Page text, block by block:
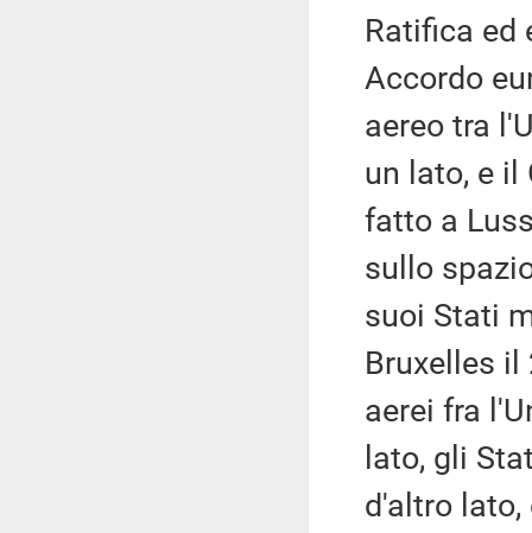
Ratifica ed
Accordo
aereo tra
un lato, e il
fatto a
sullo
suoi Stati
Bruxelles
aerei fra
lato, gli
d'altro lato,